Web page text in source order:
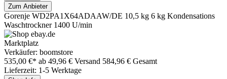
Zum Anbieter
Gorenje WD2PA1X64ADAAW/DE 10,5 kg 6 kg Kondensations
Waschtrockner 1400 U/min
Marktplatz
Verkäufer: boomstore
535,00 €* ab 49,96 € Versand 584,96 € Gesamt
Lieferzeit: 1-5 Werktage